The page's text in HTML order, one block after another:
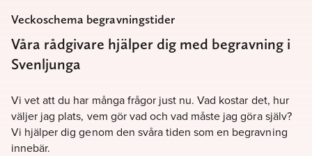
Veckoschema begravningstider
Våra rådgivare hjälper dig med begravning i
Svenljunga
Vi vet att du har många frågor just nu. Vad kostar det, hur
väljer jag plats, vem gör vad och vad måste jag göra själv?
Vi hjälper dig genom den svåra tiden som en begravning
innebär.